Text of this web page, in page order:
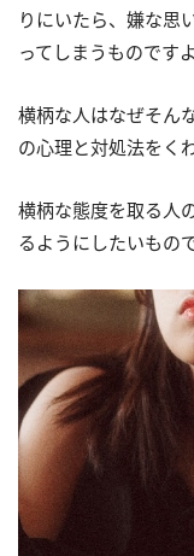
りにいたら、嫌な思
ってしまうものですよ
横柄な人はなぜそん
の心理と対処法をく
横柄な態度を取る人
るようにしたいもの